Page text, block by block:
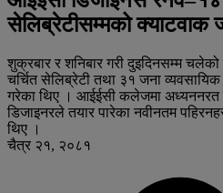
सेलिब्रेटीसम्मको क्याटवाक
शुक्रबार र शनिबार गरी दुइदिनसम्म
चर्चित सेलिब्रेटी तथा ३१ जना
गरेका थिए । आईईसी कलेजमा अध्यननरत
डिजाइनरले तयार पारेका नवीनतम
थिए ।
चैत्र २१, २०८१